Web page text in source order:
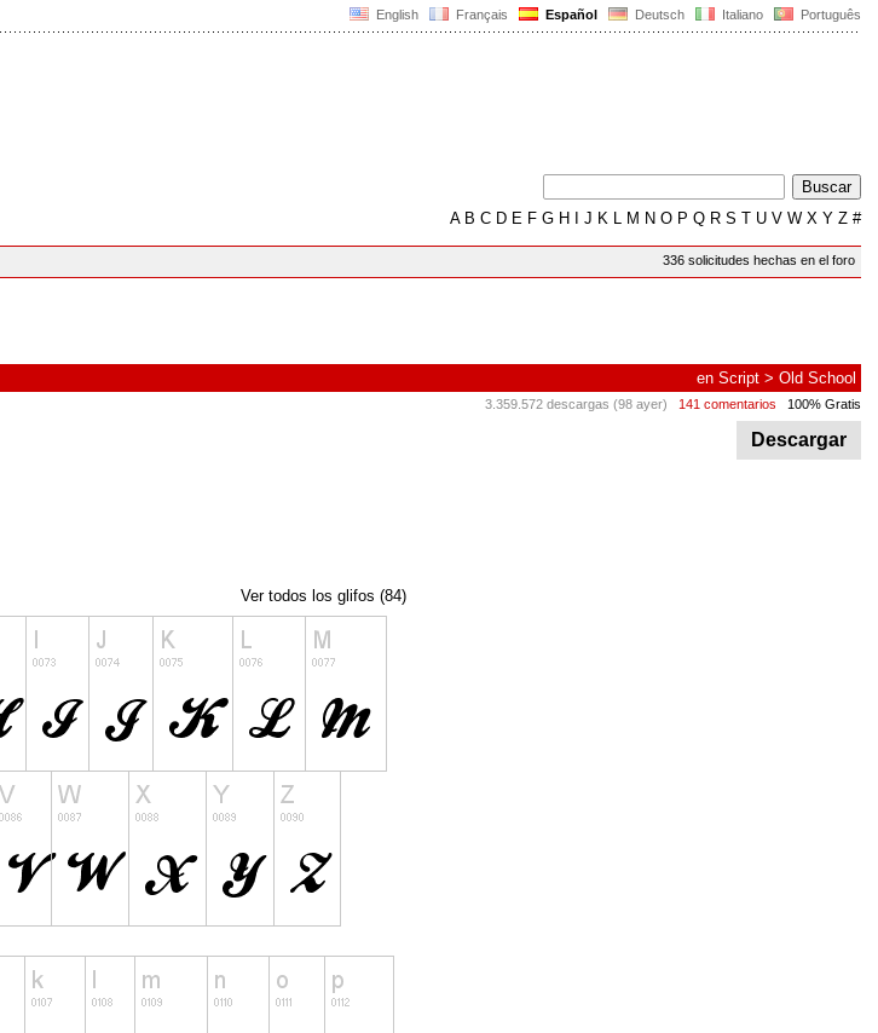
English Français Español Deutsch Italiano Português
AB C D E F G H J K L M N O P Q R S T U V W X Y Z #
336 solicitudes hechas en el foro
en Script > Old School
3.359.572 descargas (98 ayer) 141 comentarios 100% Gratis
Descargar
Ver todos los glifos (84)